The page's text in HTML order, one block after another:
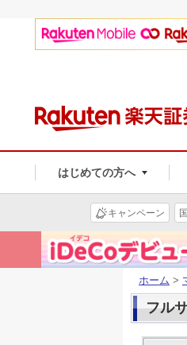
はじめての方へ
キャンペーン
ホーム >
フル